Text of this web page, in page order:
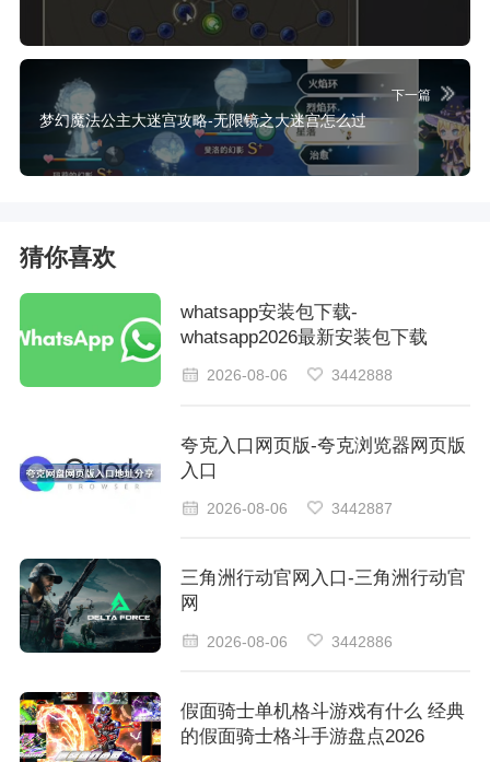
下一篇
梦幻魔法公主大迷宫攻略-无限镜之大迷宫怎么过
猜你喜欢
whatsapp安装包下载-
whatsapp2026最新安装包下载
2026-08-06 3442888
夸克入口网页版-夸克浏览器网页版
入口
2026-08-06 3442887
三角洲行动官网入口-三角洲行动官
网
2026-08-06 3442886
假面骑士单机格斗游戏有什么 经典
的假面骑士格斗手游盘点2026